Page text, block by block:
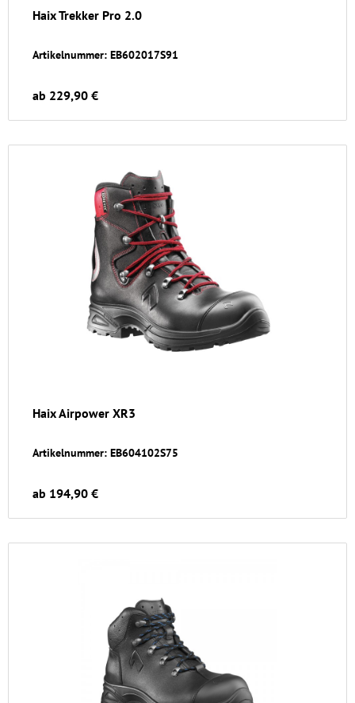
Haix Trekker Pro 2.0
Artikelnummer: EB602017S91
ab 229,90 €
Haix Airpower XR3
Artikelnummer: EB604102S75
ab 194,90 €